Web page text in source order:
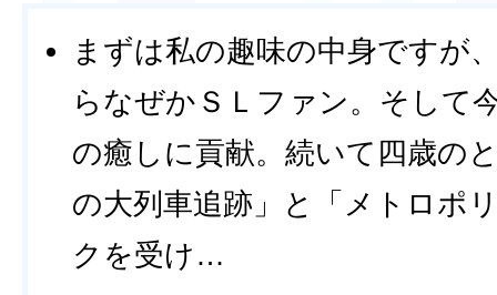
まずは私の趣味の中身ですが
らなぜかＳＬファン。そして
の癒しに貢献。続いて四歳の
の大列車追跡」と「メトロポ
クを受け…